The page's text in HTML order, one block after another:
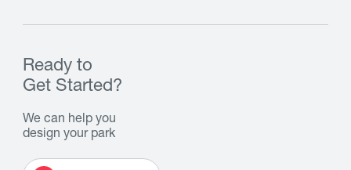
Ready to
Get Started?
We can help you
design your park